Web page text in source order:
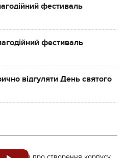
фестиваль
фестиваль
відгуляти День святого